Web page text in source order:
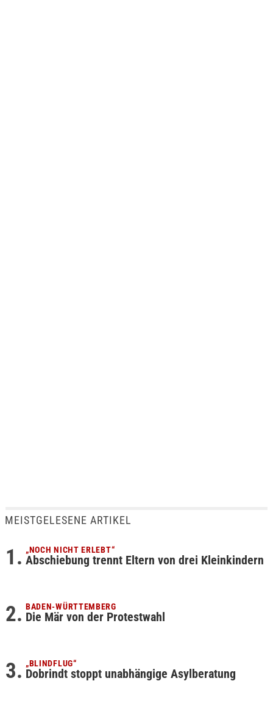
MEISTGELESENE ARTIKEL
„NOCH NICHT ERLEBT“
Abschiebung trennt Eltern von drei Kleinkindern
BADEN-WÜRTTEMBERG
Die Mär von der Protestwahl
„BLINDFLUG“
Dobrindt stoppt unabhängige Asylberatung